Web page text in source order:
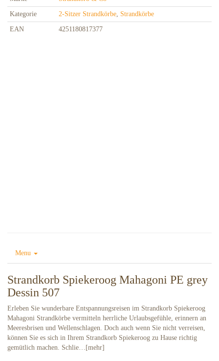
Kategorie 2-Sitzer Strandkörbe Strandkörbe
EAN 4251180817377
Menu
Strandkorb Spiekeroog Mahagoni PE grey
Dessin 507
Erleben Sie wunderbare Entspannungsreisen im Strandkorb Spiekeroog
Mahagoni Strandkörbe vermitteln herrliche Urlaubsgefühle, erinnern an
Meeresbrisen und Wellenschlagen. Doch auch wenn Sie nicht verreisen,
können Sie es sich in Ihrem Strandkorb Spiekeroog zu Hause richtig
gemütlich machen. Schlie…[mehr]